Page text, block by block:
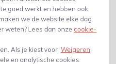
goed werkt en hebben ook
we de website elke dag
weten? Lees dan onze cookie-
Als je kiest voor ‘Weigeren’,
en analytische cookies.